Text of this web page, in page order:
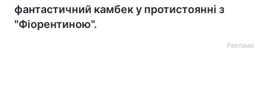
фантастичний камбек у протистоянні з
"Фіорентиною".
Реклама